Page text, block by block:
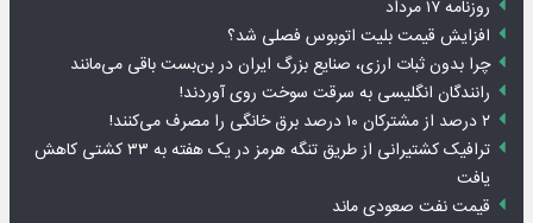
روزنامه ۱۷ مرداد
افزایش قیمت بلیت اتوبوس فصلی شد؟
چرا بدون ثبات ارزی، صنایع بزرگ ایران در بن‌بست باقی می‌مانند
رانندگان انگلیسی به سرقت سوخت روی آوردند!
۲ درصد از مشترکان ۱۰ درصد برق خانگی را مصرف می‌کنند!
ترافیک کشتیرانی از طریق تنگه هرمز در یک هفته به ۳۳ کشتی کاهش
یافت
قیمت نفت صعودی ماند